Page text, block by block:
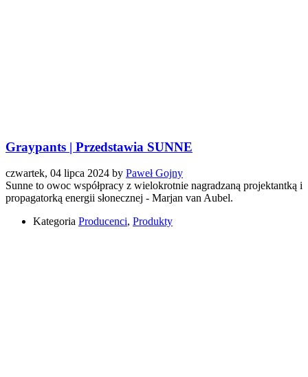
Graypants | Przedstawia SUNNE
czwartek, 04 lipca 2024 by Paweł Gojny
Sunne to owoc współpracy z wielokrotnie nagradzaną projektantką i
propagatorką energii słonecznej - Marjan van Aubel.
Kategoria Producenci, Produkty